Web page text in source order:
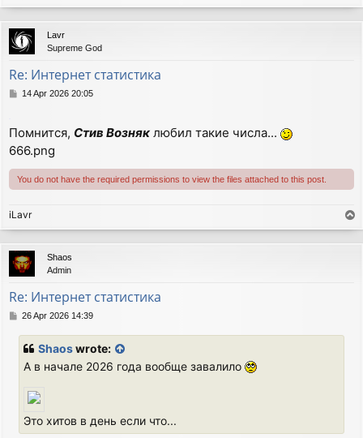
o
p
Lavr
Supreme God
Re: Интернет статистика
P
t
14 Apr 2026 20:05
Помнится, Стив Возняк любил такие числа...
666.png
You do not have the required permissions to view the files attached to this post.
iLavr
o
p
Shaos
Admin
Re: Интернет статистика
P26 Apr 2026 14:39
Shaoswrote:
А в начале 2026 года вообще завалило
Это хитов в день если что...